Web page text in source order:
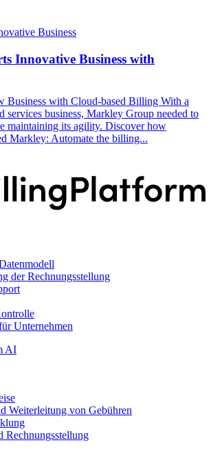
Business
Innovative Business with
Business with Cloud-based Billing With a
business, Markley Group needed to
maintaining its agility. Discover how
Markley: Automate the billing...
der Rechnungsstellung
Unternehmen
AI
Weiterleitung von Gebühren
Rechnungsstellung